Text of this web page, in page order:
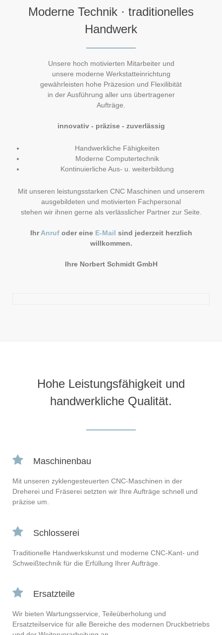
Moderne Technik · traditionelles
Handwerk
Unsere hoch motivierten Mitarbeiter und
unsere moderne Werkstatteinrichtung
gewährleisten hohe Präzesion und Flexilibität
in der Ausführung aller uns übertragener
Aufträge.
innovativ - präzise - zuverlässig
Handwerkliche Fähigkeiten
Moderne Computertechnik
Kontinuierliche Aus- u. weiterbildung
Mit unseren leistungsstarken CNC Maschinen und unserem
ausgebildeten und motivierten Fachpersonal
stehen wir ihnen gerne als verlässlicher Partner zur Seite.
IhrAnrufoder eine E-Mail sind jederzeit herzlich
willkommen.
Ihre Norbert Schmidt GmbH
Hohe Leistungsfähigkeit und
handwerkliche Qualität.
Maschinenbau
Mit unseren zyklengesteuerten CNC-Maschinen in der
Dreherei und Fräserei setzten wir Ihre Aufträge schnell und
präzise um.
Schlosserei
Traditionelle Handwerkskunst und moderne CNC-Kant- und
Schweißtechnik für die Erfüllung Ihrer Aufträge.
Ersatzteile
Wir bieten Wartungsservice, Teileüberholung und
Ersatzteilservice für alle Bereiche des modernen Druckbetriebs